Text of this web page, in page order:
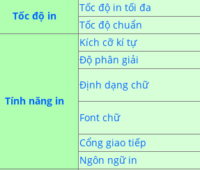
Tốc độ in
Tốc độ in tối đa
Tốc độ chuẩn
Tính năng in
Kích cỡ kí tự
Độ phân giải
Định dạng chữ
Font chữ
Cổng giao tiếp
Ngôn ngữ in